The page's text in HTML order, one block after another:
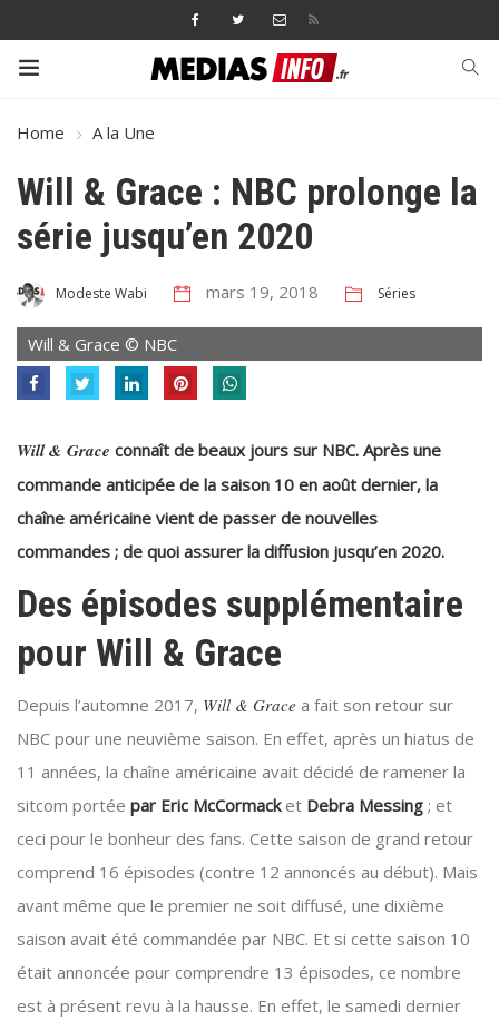
Home A la Une
Will & Grace : NBC prolonge la
série jusqu’en 2020
Modeste Wabi mars 19, 2018 Séries
Will & Grace © NBC
Will & Grace connaît de beaux jours sur NBC. Après une
commande anticipée de la saison 10 en août dernier, la
chaîne américaine vient de passer de nouvelles
commandes ; de quoi assurer la diffusion jusqu’en 2020.
Des épisodes supplémentaire
pour Will & Grace
Depuis l’automne 2017, Will & Grace a fait son retour sur
NBC pour une neuvième saison. En effet, après un hiatus de
11 années, la chaîne américaine avait décidé de ramener la
sitcom portée par Eric McCormacket Debra Messing ; et
ceci pour le bonheur des fans. Cette saison de grand retour
comprend 16 épisodes (contre 12 annoncés au début). Mais
avant même que le premier ne soit diffusé, une dixième
saison avait été commandée par NBC. Et si cette saison 10
était annoncée pour comprendre 13 épisodes, ce nombre
est à présent revu à la hausse. En effet, le samedi dernier